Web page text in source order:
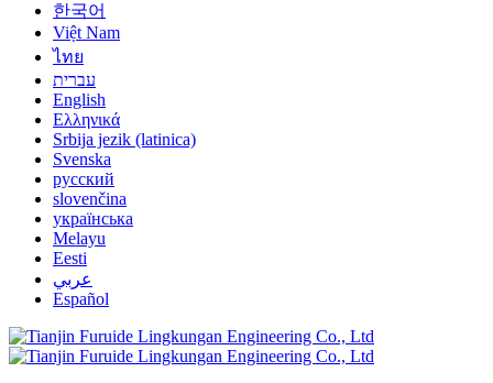
한국어
Việt Nam
ไทย
עברית
English
Ελληνικά
Srbija jezik (latinica)
Svenska
русский
slovenčina
українська
Melayu
Eesti
عربي
Español